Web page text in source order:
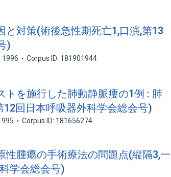
と対策(術後急性期死亡1,口演,第13
)
1996 Corpus ID: 181901944
トを施行した肺動静脈瘻の1例 : 肺
回日本呼吸器外科学会総会号)
Corpus ID: 181656274
性腫瘍の手術療法の問題点(縦隔3,一
学会総会号)